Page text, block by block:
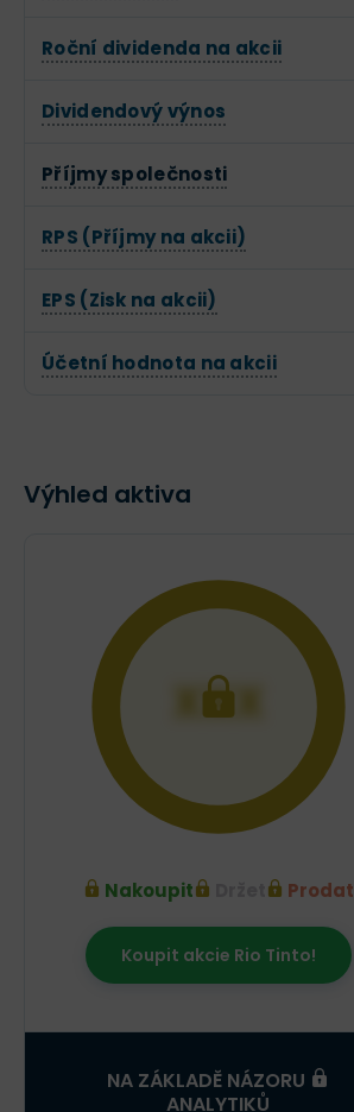
Roční dividenda na akcii
Dividendový výnos
Příjmy společnosti
RPS (Příjmy na akcii)
EPS (Zisk na akcii)
Účetní hodnota na akcii
Výhled aktiva
XXX
Nakoupit Prodat
Koupit akcie Rio Tinto!
NA ZÁKLADĚ NÁZORU
ANALYTIKŮ